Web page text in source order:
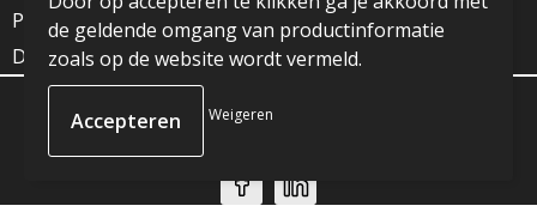
Privacyverklaring
Disclaimer
© Copyright JG Reclame 2023
de geldende omgang van productinformatie
zoals op de website wordt vermeld.
Weigeren